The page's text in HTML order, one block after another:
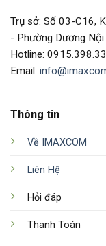
Trụ sở: Số 03-C16,
- Phường Dương
Hotline:
Email:
Thông tin
Về IMAXCOM
Liên Hệ
Hỏi đáp
Thanh Toán